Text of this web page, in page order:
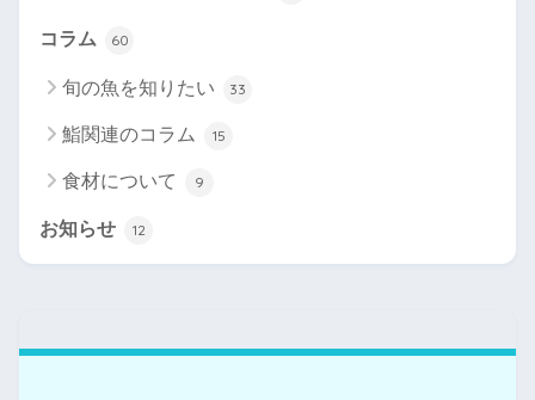
コラム 60
旬の魚を知りたい 33
鮨関連のコラム 15
食材について 9
お知らせ 12